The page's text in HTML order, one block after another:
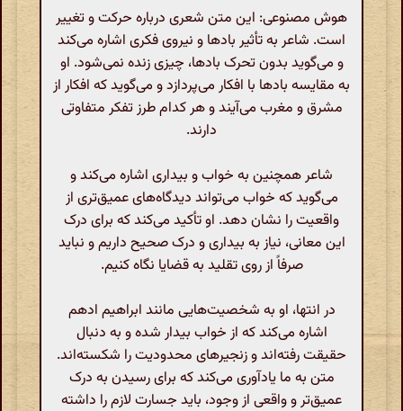
هوش مصنوعی: این متن شعری درباره حرکت و تغییر
است. شاعر به تأثیر بادها و نیروی فکری اشاره می‌کند
و می‌گوید بدون تحرک بادها، چیزی زنده نمی‌شود. او
به مقایسه بادها با افکار می‌پردازد و می‌گوید که افکار از
مشرق و مغرب می‌آیند و هر کدام طرز تفکر متفاوتی
دارند.
شاعر همچنین به خواب و بیداری اشاره می‌کند و
می‌گوید که خواب می‌تواند دیدگاه‌های عمیق‌تری از
واقعیت را نشان دهد. او تأکید می‌کند که برای درک
این معانی، نیاز به بیداری و درک صحیح داریم و نباید
صرفاً از روی تقلید به قضایا نگاه کنیم.
در انتها، او به شخصیت‌هایی مانند ابراهیم ادهم
اشاره می‌کند که از خواب بیدار شده و به دنبال
حقیقت رفته‌اند و زنجیرهای محدودیت را شکسته‌اند.
متن به ما یادآوری می‌کند که برای رسیدن به درک
عمیق‌تر و واقعی از وجود، باید جسارت لازم را داشته